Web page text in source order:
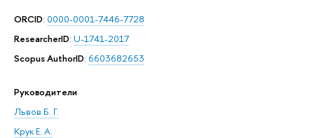
ORCID: 0000-0001-7446-7728
ResearcherID: U-1741-2017
Scopus AuthorID: 6603682653
Руководители
Львов Б. Г.
Крук Е. А.